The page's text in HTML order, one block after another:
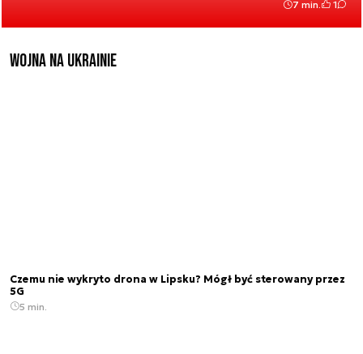
7 min. 1
Wojna na Ukrainie
Czemu nie wykryto drona w Lipsku? Mógł być sterowany przez
5G
5 min.